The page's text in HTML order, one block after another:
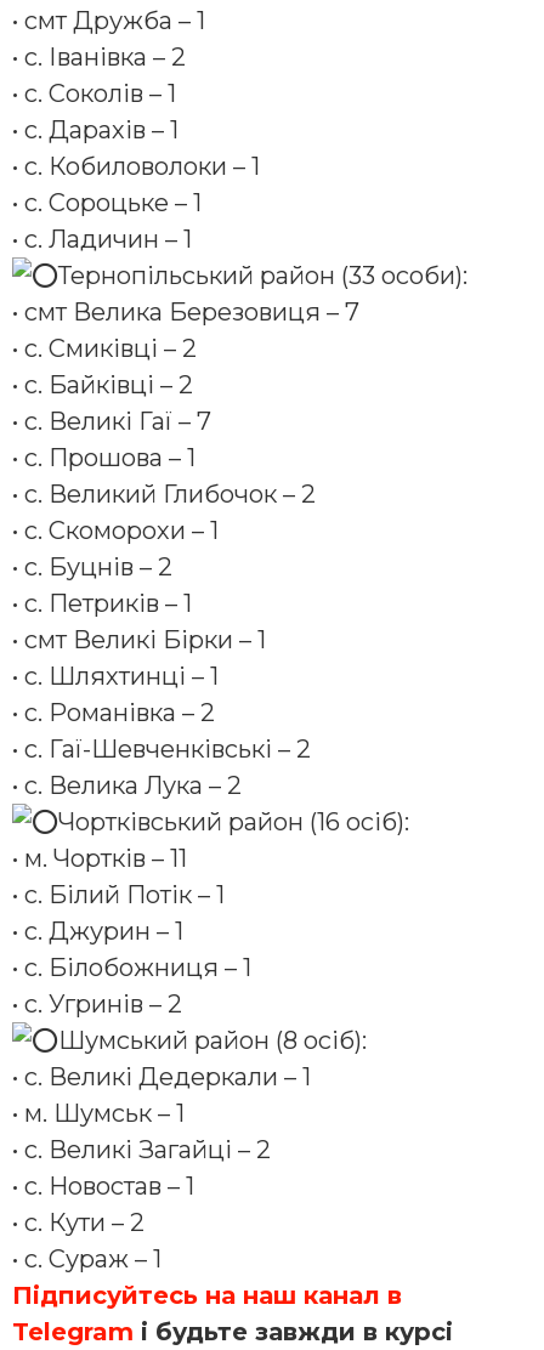
• смт Дружба – 1
• с. Іванівка – 2
• с. Соколів – 1
• с. Дарахів – 1
• с. Кобиловолоки – 1
• с. Сороцьке – 1
• с. Ладичин – 1
Тернопільський район (33 особи):
• смт Велика Березовиця – 7
• с. Смиківці – 2
• с. Байківці – 2
• с. Великі Гаї – 7
• с. Прошова – 1
• с. Великий Глибочок – 2
• с. Скоморохи – 1
• с. Буцнів – 2
• с. Петриків – 1
• смт Великі Бірки – 1
• с. Шляхтинці – 1
• с. Романівка – 2
• с. Гаї-Шевченківські – 2
• с. Велика Лука – 2
Чортківський район (16 осіб):
• м. Чортків – 11
• с. Білий Потік – 1
• с. Джурин – 1
• с. Білобожниця – 1
• с. Угринів – 2
Шумський район (8 осіб):
• с. Великі Дедеркали – 1
• м. Шумськ – 1
• с. Великі Загайці – 2
• с. Новостав – 1
• с. Кути – 2
• с. Сураж – 1
Підписуйтесь на наш канал в
Telegram і будьте завжди в курсі